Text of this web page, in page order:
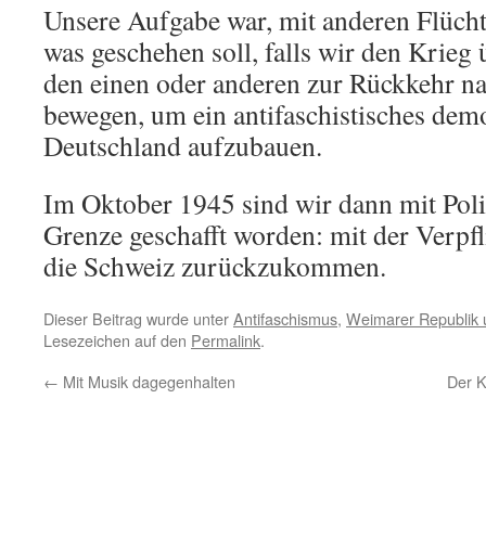
Unsere Aufgabe war, mit anderen
was geschehen soll, falls wir den
den einen oder anderen zur Rückkehr
bewegen, um ein antifaschistisches
Deutschland aufzubauen.
Im Oktober 1945 sind wir dann mit
Grenze geschafft worden: mit der
die Schweiz zurückzukommen.
Dieser Beitrag wurde unterAntifaschismus, Weimarer Republik
Lesezeichen auf den Permalink.
← Mit Musik dagegenhalten Der